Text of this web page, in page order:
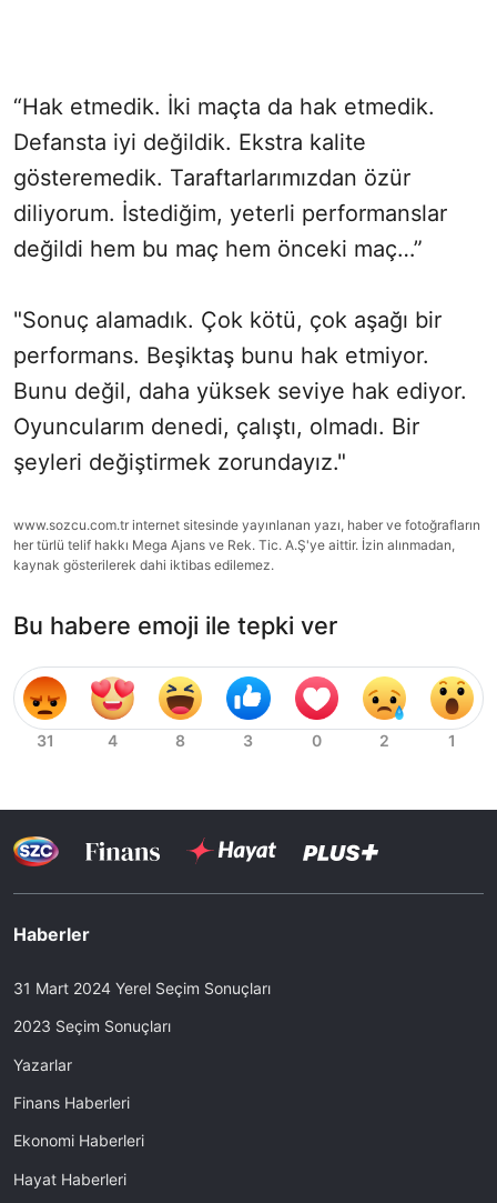
“Hak etmedik. İki maçta da hak etmedik.
Defansta iyi değildik. Ekstra kalite
gösteremedik. Taraftarlarımızdan özür
diliyorum. İstediğim, yeterli performanslar
değildi hem bu maç hem önceki maç…”
"Sonuç alamadık. Çok kötü, çok aşağı bir
performans. Beşiktaş bunu hak etmiyor.
Bunu değil, daha yüksek seviye hak ediyor.
Oyuncularım denedi, çalıştı, olmadı. Bir
şeyleri değiştirmek zorundayız."
www.sozcu.com.tr internet sitesinde yayınlanan yazı, haber ve fotoğrafların
her türlü telif hakkı Mega Ajans ve Rek. Tic. A.Ş'ye aittir. İzin alınmadan,
kaynak gösterilerek dahi iktibas edilemez.
Bu habere emoji ile tepki ver
Haberler
31 Mart 2024 Yerel Seçim Sonuçları
2023 Seçim Sonuçları
Yazarlar
Finans Haberleri
Ekonomi Haberleri
Hayat Haberleri